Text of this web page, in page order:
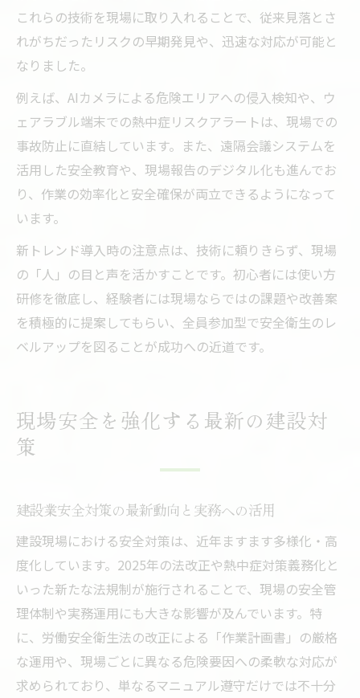
これらの技術を現場に取り入れることで、従来見落とさ
れがちだったリスクの早期発見や、迅速な対応が可能と
なりました。
例えば、AIカメラによる危険エリアへの侵入検知や、ウ
ェアラブル端末での熱中症リスクアラートは、現場での
事故防止に直結しています。また、遠隔会議システムを
活用した安全教育や、現場報告のデジタル化も進んでお
り、作業の効率化と安全確保が両立できるようになって
います。
新トレンド導入時の注意点は、技術に頼りきらず、現場
の「人」の目と声を活かすことです。初心者には使い方
研修を徹底し、経験者には現場ならではの課題や改善案
を積極的に提案してもらい、全員参加型で安全衛生のレ
ベルアップを図ることが成功への近道です。
現場安全を強化する最新の建設対
策
建設業安全対策の最新動向と実務への活用
建設現場における安全対策は、近年ますます多様化・高
度化しています。2025年の法改正や熱中症対策義務化と
いった新たな法規制が施行されることで、現場の安全管
理体制や実務運用にも大きな影響が及んでいます。特
に、労働安全衛生法の改正による「作業計画書」の厳格
な運用や、現場ごとに異なる危険要因への柔軟な対応が
求められており、単なるマニュアル遵守だけでは不十分